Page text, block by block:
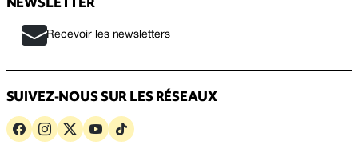
Recevoir les newsletters
SUIVEZ-NOUS SUR LES RÉSEAUX